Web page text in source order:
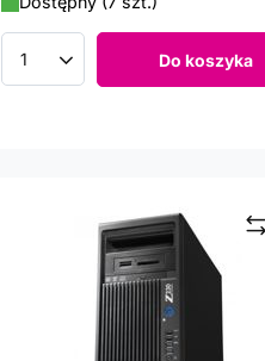
Ilość produktów Do koszyka